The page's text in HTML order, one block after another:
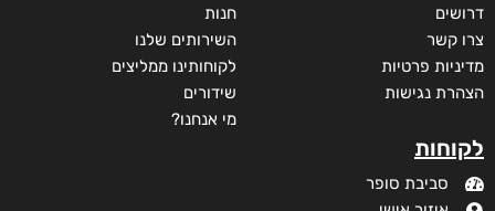
דרושים
צרו קשר
מדיניות פרטיות
הצהרת נגישות
לקוחות
סביבת סופר
חנות
השירותים שלנו
לקוחותינו ממליצים
שידורים
מי אנחנו?